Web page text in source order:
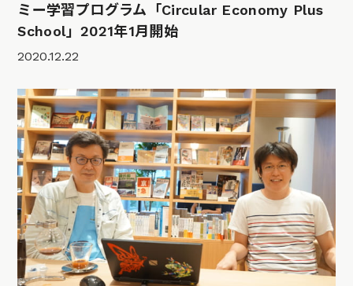
ミー学習プログラム「Circular Economy Plus
School」2021年1月開始
2020.12.22